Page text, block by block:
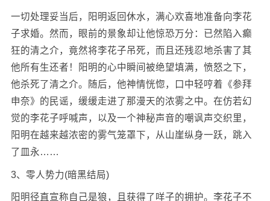
一切处理妥当后，阳明返回休水，满心欢喜地准备向李花
子求婚。然而，眼前的景象却让他惊恐万分：已然陷入癫
狂的清之介，竟然将李花子吊死，而且还残忍地杀害了其
他所有生还者！阳明的心中瞬间被绝望填满，愤怒之下，
他杀死了清之介。随后，他神情恍惚，口中轻哼着《参拜
申奈》的民谣，缓缓走进了那漫天的浓雾之中。在仿若幻
觉的李花子呼喊声，以及一个神秘声音的嘲讽声交织里，
阳明在越来越浓密的雾气笼罩下，从山崖纵身一跃，跳入
了皿永……
3、零人势力(暗黑结局)
阳明径直宣称自己是狼，且获得了咩子的拥护。李花子不